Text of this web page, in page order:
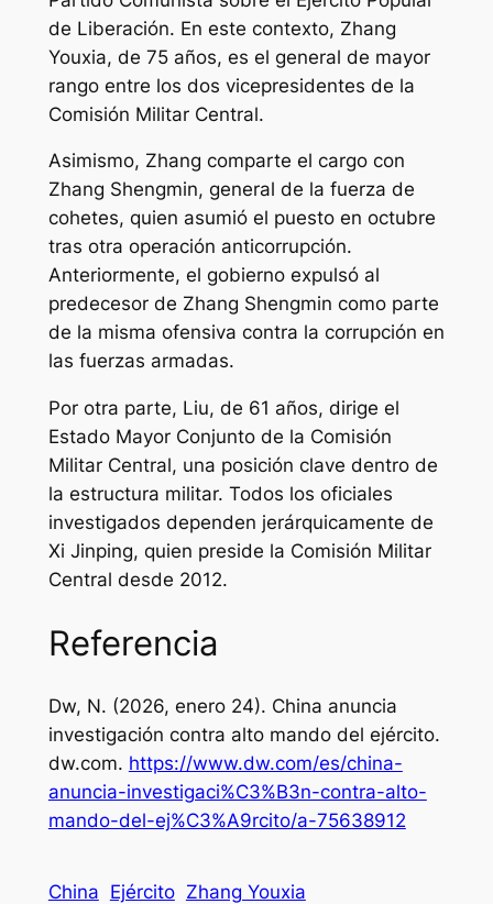
de Liberación. En este contexto, Zhang
Youxia, de 75 años, es el general de mayor
rango entre los dos vicepresidentes de la
Comisión Militar Central.
Asimismo, Zhang comparte el cargo con
Zhang Shengmin, general de la fuerza de
cohetes, quien asumió el puesto en octubre
tras otra operación anticorrupción.
Anteriormente, el gobierno expulsó al
predecesor de Zhang Shengmin como parte
de la misma ofensiva contra la corrupción en
las fuerzas armadas.
Por otra parte, Liu, de 61 años, dirige el
Estado Mayor Conjunto de la Comisión
Militar Central, una posición clave dentro de
la estructura militar. Todos los oficiales
investigados dependen jerárquicamente de
Xi Jinping, quien preside la Comisión Militar
Central desde 2012.
Referencia
Dw, N. (2026, enero 24). China anuncia
investigación contra alto mando del ejército.
dw.com. https://www.dw.com/es/china-
anuncia-investigaci%C3%B3n-contra-alto-
mando-del-ej%C3%A9rcito/a-75638912
China Ejército Zhang Youxia